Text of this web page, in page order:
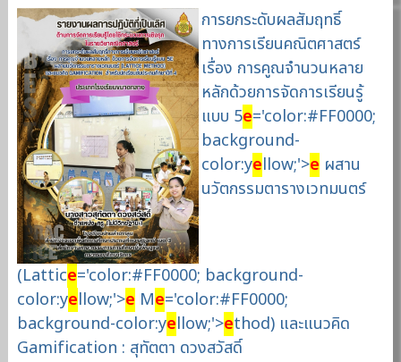
การยกระดับผลสัมฤทธิ์
ทางการเรียนคณิตศาสตร์
เรื่อง การคูณจำนวนหลาย
หลักด้วยการจัดการเรียนรู้
แบบ 5e='color:#FF0000;
background-
color:yellow;'>e ผสาน
นวัตกรรมตารางเวทมนตร์
(Lattice='color:#FF0000; background-
color:yellow;'>e Me='color:#FF0000;
background-color:yellow;'>ethod) และแนวคิด
Gamification : สุทัตตา ดวงสวัสดิ์